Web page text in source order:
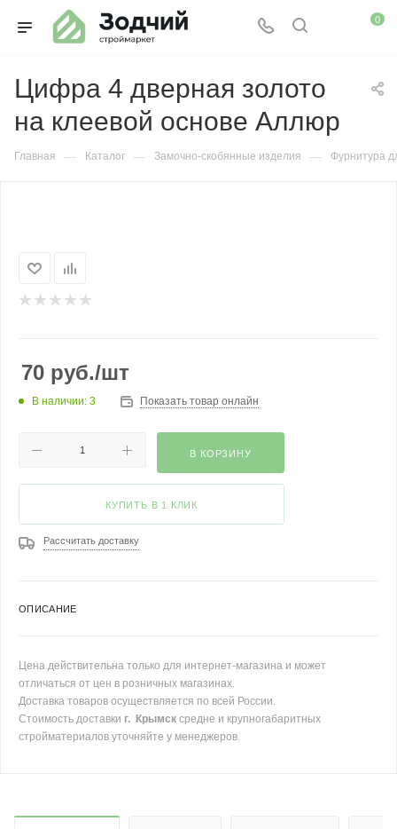
0
Цифра 4 дверная золото
на клеевой основе Аллюр
Главная — Каталог — Замочно-скобянные изделия — Фурнитура
70 руб./шт
В наличии: 3 Показать товар онлайн
В КОРЗИНУ
КУПИТЬ В 1 КЛИК
Рассчитать доставку
ОПИСАНИЕ
Цена действительна только для интернет-магазина и может
отличаться от цен в розничных магазинах.
Доставка товаров осуществляется по всей России.
Стоимость доставки г. Крымск средне и крупногабаритных
стройматериалов уточняйте у менеджеров.